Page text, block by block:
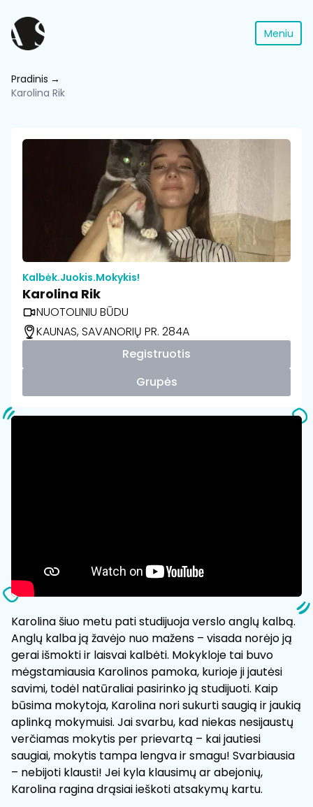
Meniu
Pradinis
Karolina Rik
Kalbėk.Juokis.Mokykis!
Karolina Rik
NUOTOLINIU BŪDU
KAUNAS, SAVANORIŲ PR. 284A
Registruotis
Grupės
Karolina šiuo metu pati studijuoja verslo anglų kalbą.
Anglų kalba ją žavėjo nuo mažens – visada norėjo ją
gerai išmokti ir laisvai kalbėti. Mokykloje tai buvo
mėgstamiausia Karolinos pamoka, kurioje ji jautėsi
savimi, todėl natūraliai pasirinko ją studijuoti. Kaip
būsima mokytoja, Karolina nori sukurti saugią ir jaukią
aplinką mokymuisi. Jai svarbu, kad niekas nesijaustų
verčiamas mokytis per prievartą – kai jautiesi
saugiai, mokytis tampa lengva ir smagu! Svarbiausia
– nebijoti klausti! Jei kyla klausimų ar abejonių,
Karolina ragina drąsiai ieškoti atsakymų kartu.